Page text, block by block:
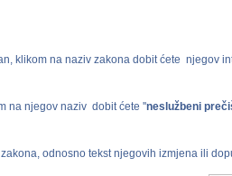
klikom na naziv zakona dobit ćete njegov
na njegov naziv dobit ćete ''neslužbeni
odnosno tekst njegovih izmjena ili